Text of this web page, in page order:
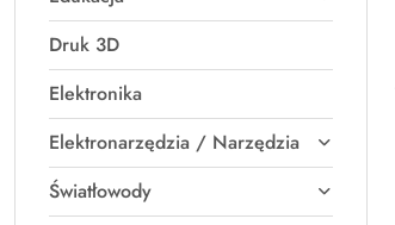
Druk 3D
Elektronika
Elektronarzędzia / Narzędzia
Światłowody